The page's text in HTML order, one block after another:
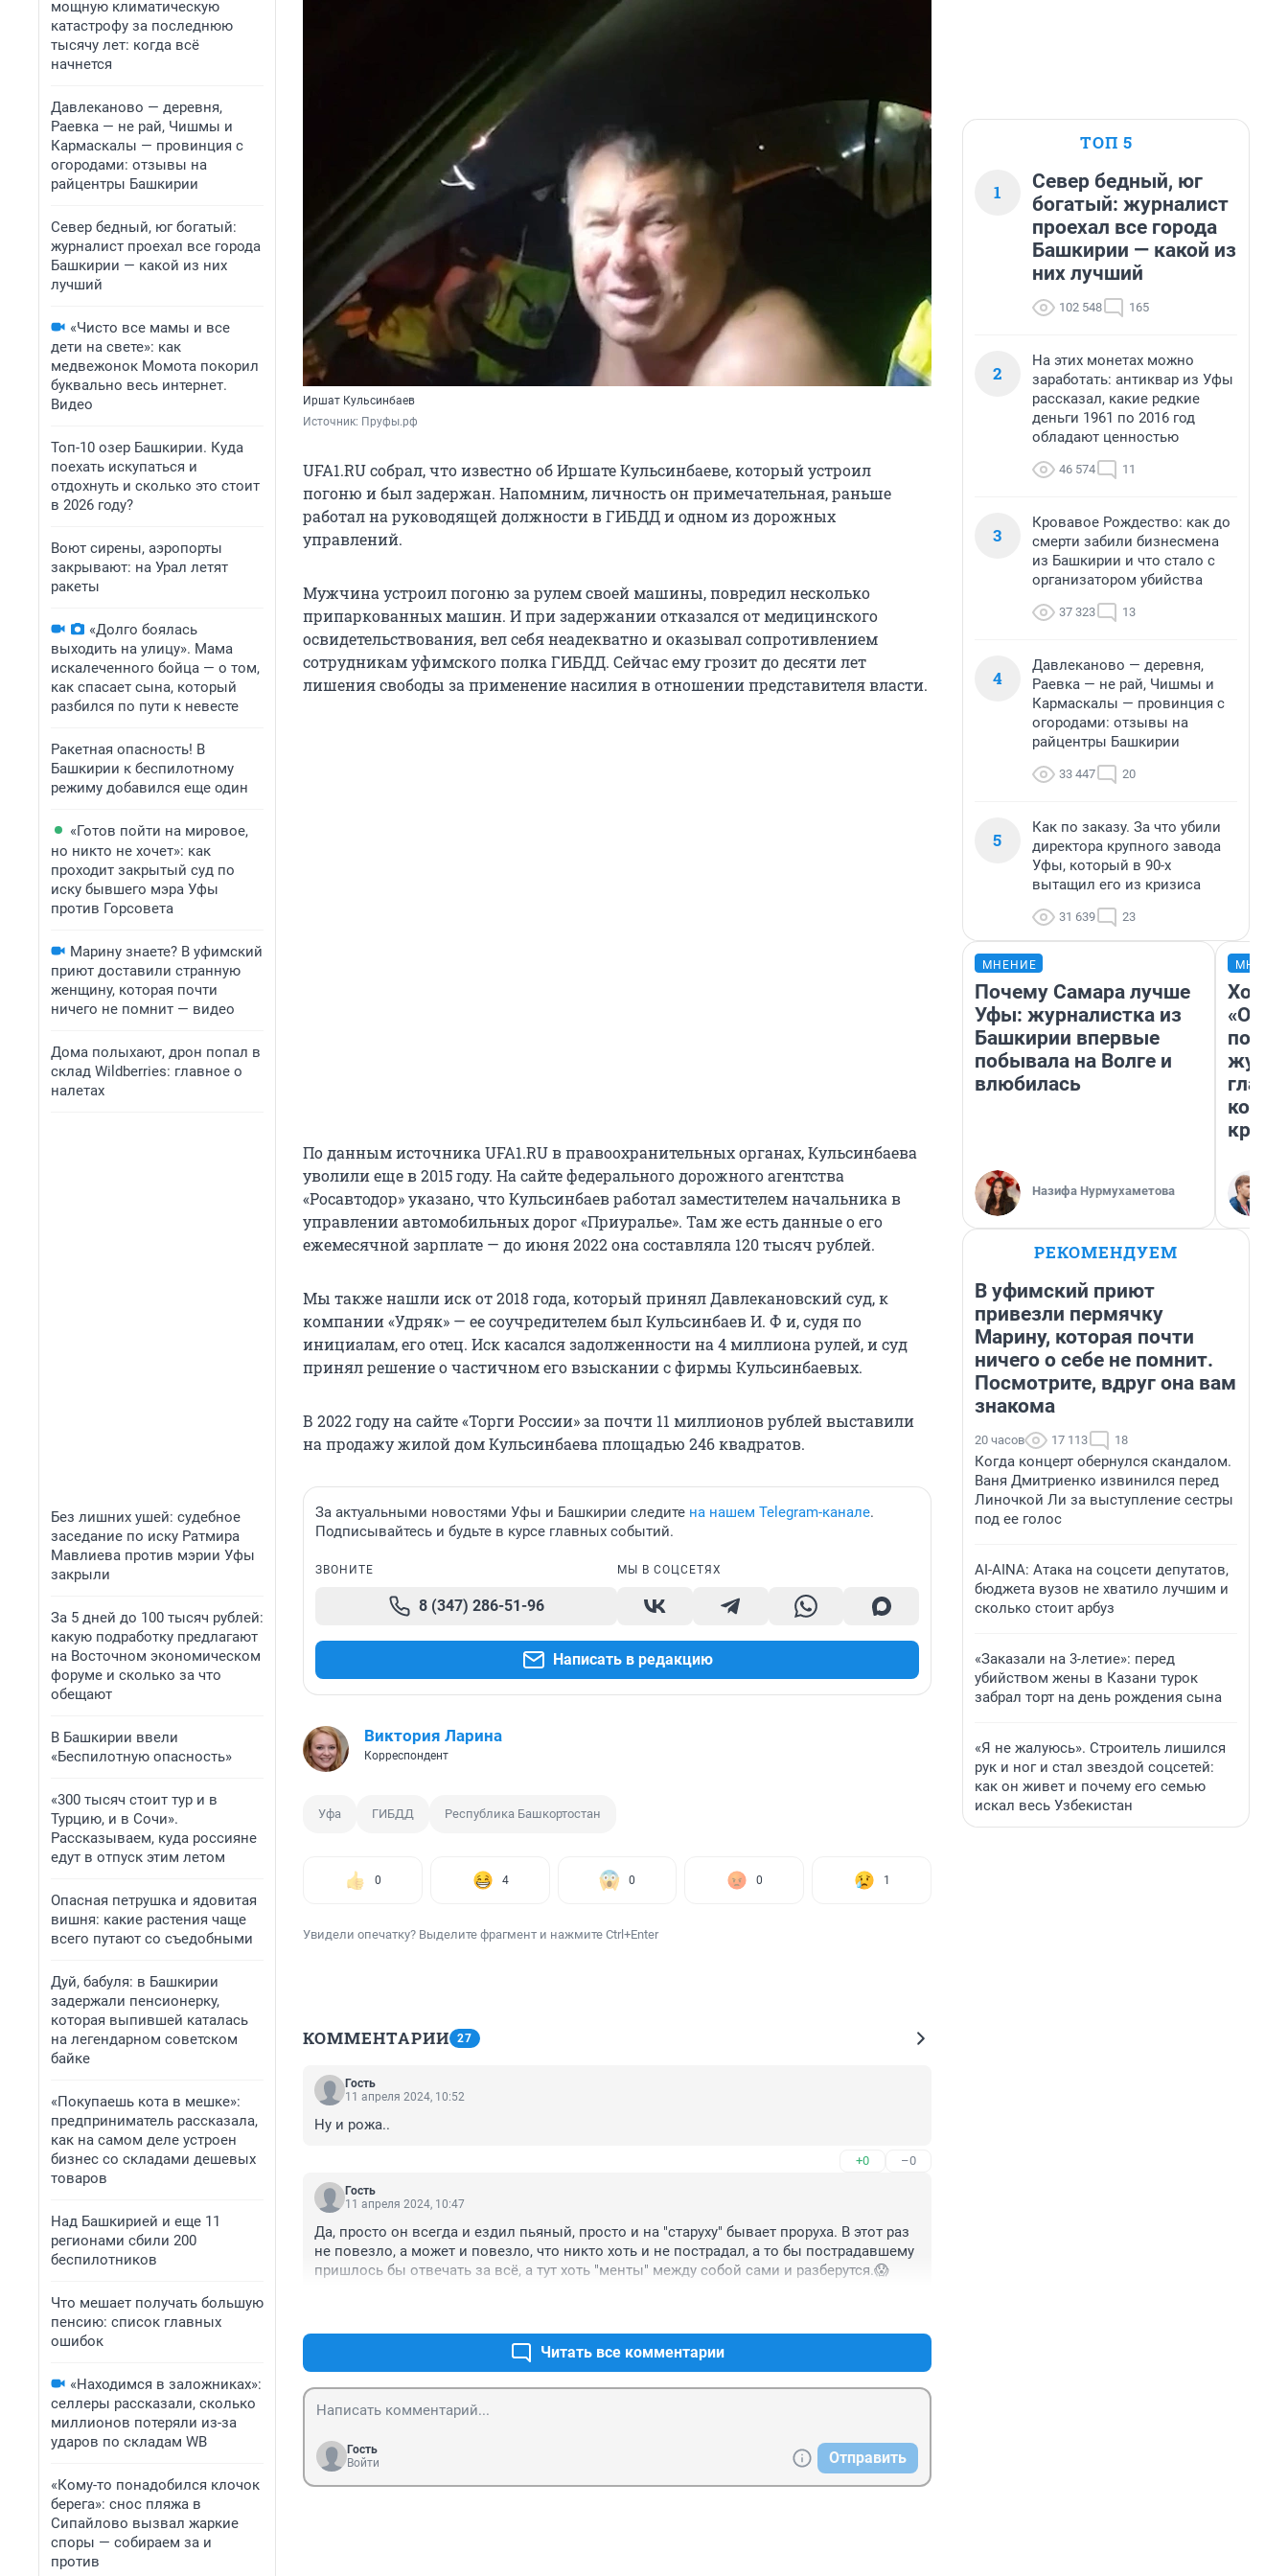
мощную климатическую
катастрофу за последнюю
тысячу лет: когда всё
начнется
Давлеканово — деревня,
Раевка — не рай, Чишмы и
Кармаскалы — провинция с
огородами: отзывы на
райцентры Башкирии
Север бедный, юг богатый:
журналист проехал все города
Башкирии — какой из них
лучший
«Чисто все мамы и все
дети на свете»: как
медвежонок Момота покорил
буквально весь интернет.
Видео
Топ-10 озер Башкирии. Куда
поехать искупаться и
отдохнуть и сколько это стоит
в 2026 году?
Воют сирены, аэропорты
закрывают: на Урал летят
ракеты
«Долго боялась
выходить на улицу». Мама
искалеченного бойца — о том,
как спасает сына, который
разбился по пути к невесте
Ракетная опасность! В
Башкирии к беспилотному
режиму добавился еще один
«Готов пойти на мировое,
но никто не хочет»: как
проходит закрытый суд по
иску бывшего мэра Уфы
против Горсовета
Марину знаете? В уфимский
приют доставили странную
женщину, которая почти
ничего не помнит — видео
Дома полыхают, дрон попал в
склад Wildberries: главное о
налетах
Без лишних ушей: судебное
заседание по иску Ратмира
Мавлиева против мэрии Уфы
закрыли
За 5 дней до 100 тысяч рублей:
какую подработку предлагают
на Восточном экономическом
форуме и сколько за что
обещают
В Башкирии ввели
«Беспилотную опасность»
«300 тысяч стоит тур и в
Турцию, и в Сочи».
Рассказываем, куда россияне
едут в отпуск этим летом
Опасная петрушка и ядовитая
вишня: какие растения чаще
всего путают со съедобными
Дуй, бабуля: в Башкирии
задержали пенсионерку,
которая выпившей каталась
на легендарном советском
байке
«Покупаешь кота в мешке»:
предприниматель рассказала,
как на самом деле устроен
бизнес со складами дешевых
товаров
Над Башкирией и еще 11
регионами сбили 200
беспилотников
Что мешает получать большую
пенсию: список главных
ошибок
«Находимся в заложниках»:
селлеры рассказали, сколько
миллионов потеряли из-за
ударов по складам WB
«Кому-то понадобился клочок
берега»: снос пляжа в
Сипайлово вызвал жаркие
споры — собираем за и
против
Иршат Кульсинбаев
Источник: Пруфы.рф
UFA1.RU собрал, что известно об Иршате Кульсинбаеве, который устроил
погоню и был задержан. Напомним, личность он примечательная, раньше
работал на руководящей должности в ГИБДД и одном из дорожных
управлений.
Мужчина устроил погоню за рулем своей машины, повредил несколько
припаркованных машин. И при задержании отказался от медицинского
освидетельствования, вел себя неадекватно и оказывал сопротивлением
сотрудникам уфимского полка ГИБДД. Сейчас ему грозит до десяти лет
лишения свободы за применение насилия в отношении представителя власти.
По данным источника UFA1.RU в правоохранительных органах, Кульсинбаева
уволили еще в 2015 году. На сайте федерального дорожного агентства
«Росавтодор» указано, что Кульсинбаев работал заместителем начальника в
управлении автомобильных дорог «Приуралье». Там же есть данные о его
ежемесячной зарплате — до июня 2022 она составляла 120 тысяч рублей.
Мы также нашли иск от 2018 года, который принял Давлекановский суд, к
компании «Удряк» — ее соучредителем был Кульсинбаев И. Ф и, судя по
инициалам, его отец. Иск касался задолженности на 4 миллиона рулей, и суд
принял решение о частичном его взыскании с фирмы Кульсинбаевых.
В 2022 году на сайте «Торги России» за почти 11 миллионов рублей выставили
на продажу жилой дом Кульсинбаева площадью 246 квадратов.
За актуальными новостями Уфы и Башкирии следите на нашем Telegram-канале.
Подписывайтесь и будьте в курсе главных событий.
ЗВОНИТЕ
8 (347) 286-51-96
МЫ В СОЦСЕТЯХ
Написать в редакцию
Виктория Ларина
Корреспондент
Уфа ГИБДД Республика Башкортостан
0 4 0 0 1
Увидели опечатку? Выделите фрагмент и нажмите Ctrl+Enter
КОММЕНТАРИИ 27
Гость
11 апреля 2024, 10:52
Ну и рожа..
+0 –0
Гость
11 апреля 2024, 10:47
Да, просто он всегда и ездил пьяный, просто и на "старуху" бывает проруха. В этот раз
не повезло, а может и повезло, что никто хоть и не пострадал, а то бы пострадавшему
пришлось бы отвечать за всё, а тут хоть "менты" между собой сами и разберутся.😱
Читать все комментарии
Гость
Войти
Отправить
ТОП 5
1
Север бедный, юг
богатый: журналист
проехал все города
Башкирии — какой из
них лучший
102 548 165
2
На этих монетах можно
заработать: антиквар из Уфы
рассказал, какие редкие
деньги 1961 по 2016 год
обладают ценностью
46 574 11
3
Кровавое Рождество: как до
смерти забили бизнесмена
из Башкирии и что стало с
организатором убийства
37 323 13
4
Давлеканово — деревня,
Раевка — не рай, Чишмы и
Кармаскалы — провинция с
огородами: отзывы на
райцентры Башкирии
33 447 20
5
Как по заказу. За что убили
директора крупного завода
Уфы, который в 90-х
вытащил его из кризиса
31 639 23
МНЕНИЕ
Почему Самара лучше
Уфы: журналистка из
Башкирии впервые
побывала на Волге и
влюбилась
Назифа Нурмухаметова
Хоть
РЕКОМЕНДУЕМ
В уфимский приют
привезли пермячку
Марину, которая почти
ничего о себе не помнит.
Посмотрите, вдруг она вам
знакома
20 часов 17 113 18
Когда концерт обернулся скандалом.
Ваня Дмитриенко извинился перед
Линочкой Ли за выступление сестры
под ее голос
AI-AINA: Атака на соцсети депутатов,
бюджета вузов не хватило лучшим и
сколько стоит арбуз
«Заказали на 3-летие»: перед
убийством жены в Казани турок
забрал торт на день рождения сына
«Я не жалуюсь». Строитель лишился
рук и ног и стал звездой соцсетей:
как он живет и почему его семью
искал весь Узбекистан